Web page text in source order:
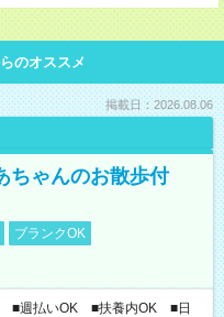
のオススメ
掲載日：2026.08.06
ちゃんのお散歩付
ブランクOK
■週払いOK ■扶養内OK ■日